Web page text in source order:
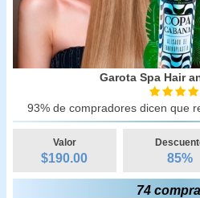
Garota Spa Hair
93% de compradores dicen que
Valor
$190.00 85%
74